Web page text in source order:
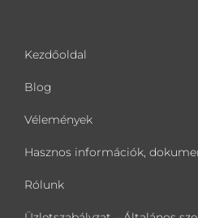
Kezdőoldal
Blog
Vélemények
Hasznos információk,
Rólunk